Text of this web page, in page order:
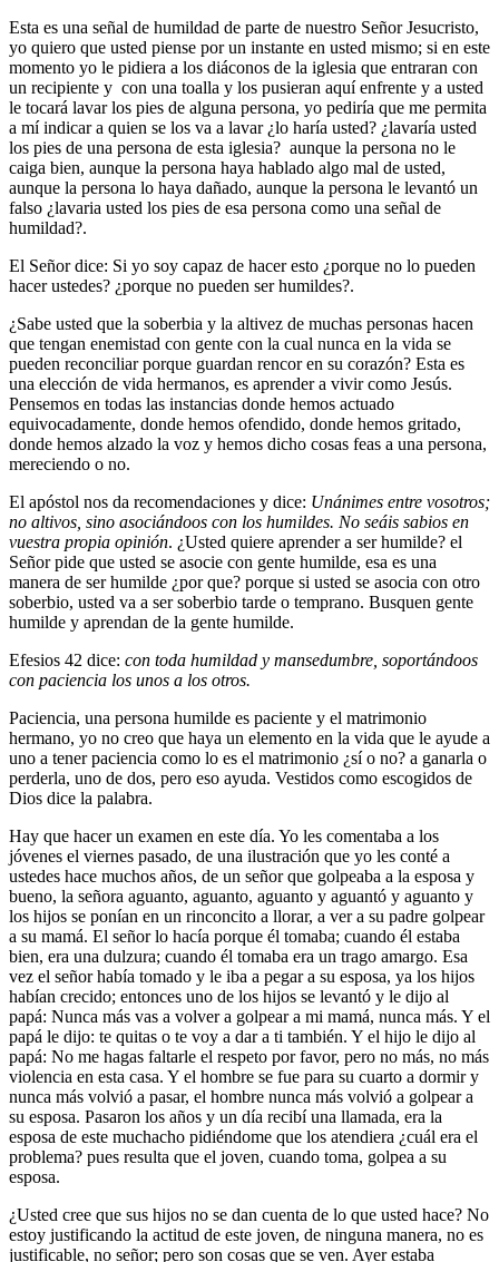
Esta es una señal de humildad de parte de nuestro Señor Jesucristo,
yo quiero que usted piense por un instante en usted mismo; si en este
momento yo le pidiera a los diáconos de la iglesia que entraran con
un recipiente y con una toalla y los pusieran aquí enfrente y a usted
le tocará lavar los pies de alguna persona, yo pediría que me permita
a mí indicar a quien se los va a lavar ¿lo haría usted? ¿lavaría usted
los pies de una persona de esta iglesia? aunque la persona no le
caiga bien, aunque la persona haya hablado algo mal de usted,
aunque la persona lo haya dañado, aunque la persona le levantó un
falso ¿lavaria usted los pies de esa persona como una señal de
humildad?.
El Señor dice: Si yo soy capaz de hacer esto ¿porque no lo pueden
hacer ustedes? ¿porque no pueden ser humildes?.
¿Sabe usted que la soberbia y la altivez de muchas personas hacen
que tengan enemistad con gente con la cual nunca en la vida se
pueden reconciliar porque guardan rencor en su corazón? Esta es
una elección de vida hermanos, es aprender a vivir como Jesús.
Pensemos en todas las instancias donde hemos actuado
equivocadamente, donde hemos ofendido, donde hemos gritado,
donde hemos alzado la voz y hemos dicho cosas feas a una persona,
mereciendo o no.
El apóstol nos da recomendaciones y dice: Unánimes entre vosotros;
no altivos, sino asociándoos con los humildes. No seáis sabios en
vuestra propia opinión. ¿Usted quiere aprender a ser humilde? el
Señor pide que usted se asocie con gente humilde, esa es una
manera de ser humilde ¿por que? porque si usted se asocia con otro
soberbio, usted va a ser soberbio tarde o temprano. Busquen gente
humilde y aprendan de la gente humilde.
Efesios 42 dice: con toda humildad y mansedumbre, soportándoos
con paciencia los unos a los otros.
Paciencia, una persona humilde es paciente y el matrimonio
hermano, yo no creo que haya un elemento en la vida que le ayude a
uno a tener paciencia como lo es el matrimonio ¿sí o no? a ganarla o
perderla, uno de dos, pero eso ayuda. Vestidos como escogidos de
Dios dice la palabra.
Hay que hacer un examen en este día. Yo les comentaba a los
jóvenes el viernes pasado, de una ilustración que yo les conté a
ustedes hace muchos años, de un señor que golpeaba a la esposa y
bueno, la señora aguanto, aguanto, aguanto y aguantó y aguanto y
los hijos se ponían en un rinconcito a llorar, a ver a su padre golpear
a su mamá. El señor lo hacía porque él tomaba; cuando él estaba
bien, era una dulzura; cuando él tomaba era un trago amargo. Esa
vez el señor había tomado y le iba a pegar a su esposa, ya los hijos
habían crecido; entonces uno de los hijos se levantó y le dijo al
papá: Nunca más vas a volver a golpear a mi mamá, nunca más. Y el
papá le dijo: te quitas o te voy a dar a ti también. Y el hijo le dijo al
papá: No me hagas faltarle el respeto por favor, pero no más, no más
violencia en esta casa. Y el hombre se fue para su cuarto a dormir y
nunca más volvió a pasar, el hombre nunca más volvió a golpear a
su esposa. Pasaron los años y un día recibí una llamada, era la
esposa de este muchacho pidiéndome que los atendiera ¿cuál era el
problema? pues resulta que el joven, cuando toma, golpea a su
esposa.
¿Usted cree que sus hijos no se dan cuenta de lo que usted hace? No
estoy justificando la actitud de este joven, de ninguna manera, no es
justificable, no señor; pero son cosas que se ven. Ayer estaba